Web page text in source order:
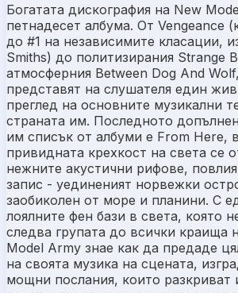
Богатата дискография на New
петнадесет албума. От Vengeance
до #1 на независимите класации,
Smiths) до политизирания Strange
атмосферния Between Dog And
представят на слушателя един
преглед на основните музикални
страната им. Последното
им списък от албуми е From Here,
привидната крехкост на света се
нежните акустични рифове,
запис - уединеният норвежки
заобиколен от море и планини. С
лоялните фен бази в света, която
следва групата до всички краища
Model Army знае как да предаде
на своята музика на сцената,
мощни послания, които разкриват